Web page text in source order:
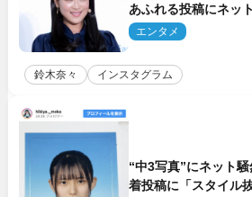
あふれる投稿にネッ
集を出して欲しい」
エンタメ
鈴木奈々 インスタグラム
“中3写真”にネット
着投稿に「スタイル